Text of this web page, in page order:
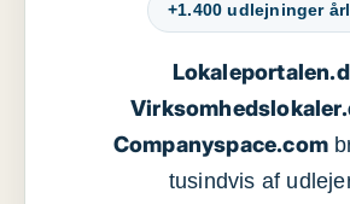
+1.400 udlejninger
Companyspace.com
tusindvis af